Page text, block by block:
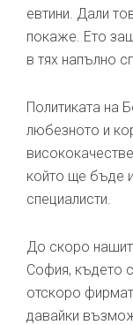
евтини. Дали
покаже. Ето
в тях напълно
Политиката на
любезното и
който ще бъде
специалисти.
До скоро
София, където
отскоро
давайки